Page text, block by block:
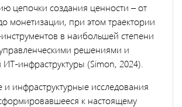
цепочки создания ценности – от
монетизации, при этом траектории
в наибольшей степени
решениями и
инфраструктуры (Simon, 2024).
и инфраструктурные исследования
к настоящему